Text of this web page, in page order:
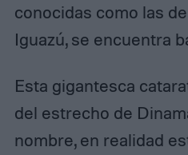
conocidas como las
Iguazú, se encuentra
Esta gigantesca
del estrecho de
nombre, en realidad